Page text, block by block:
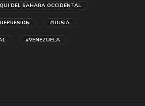
DEL SAHARA OCCIDENTAL
#RUSIA
#VENEZUELA